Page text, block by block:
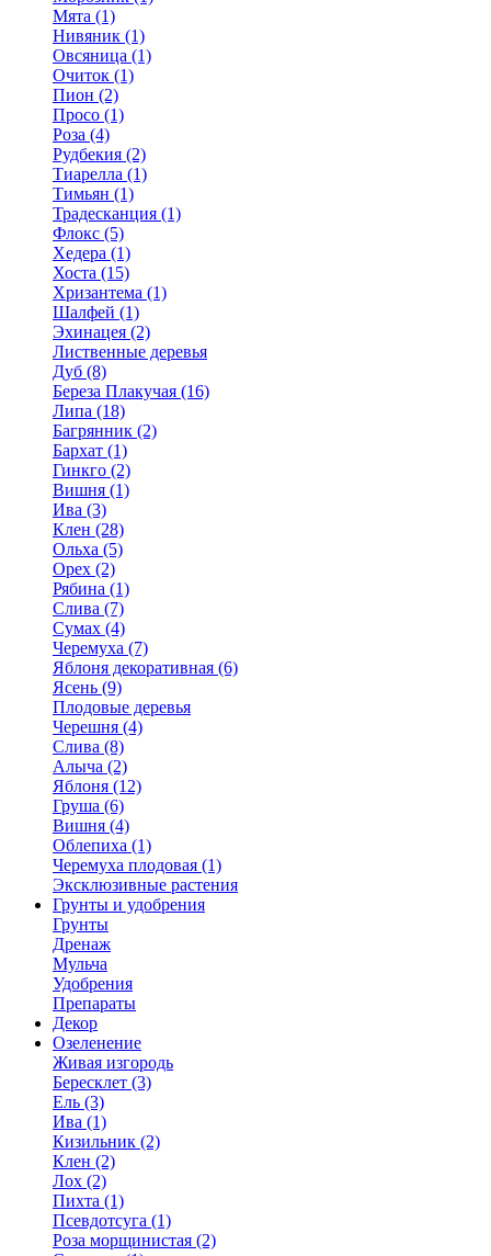
Мята (1)
Нивяник (1)
Овсяница (1)
Очиток (1)
Пион (2)
Просо (1)
Роза (4)
Рудбекия (2)
Тиарелла (1)
Тимьян (1)
Традесканция (1)
Флокс (5)
Хедера (1)
Хоста (15)
Хризантема (1)
Шалфей (1)
Эхинацея (2)
Лиственные деревья
Дуб (8)
Береза Плакучая (16)
Липа (18)
Багрянник (2)
Бархат (1)
Гинкго (2)
Вишня (1)
Ива (3)
Клен (28)
Ольха (5)
Орех (2)
Рябина (1)
Слива (7)
Сумах (4)
Черемуха (7)
Яблоня декоративная (6)
Ясень (9)
Плодовые деревья
Черешня (4)
Слива (8)
Алыча (2)
Яблоня (12)
Груша (6)
Вишня (4)
Облепиха (1)
Черемуха плодовая (1)
Эксклюзивные растения
Грунты и удобрения
Грунты
Дренаж
Мульча
Удобрения
Препараты
Декор
Озеленение
Живая изгородь
Бересклет (3)
Ель (3)
Ива (1)
Кизильник (2)
Клен (2)
Лох (2)
Пихта (1)
Псевдотсуга (1)
Роза морщинистая (2)